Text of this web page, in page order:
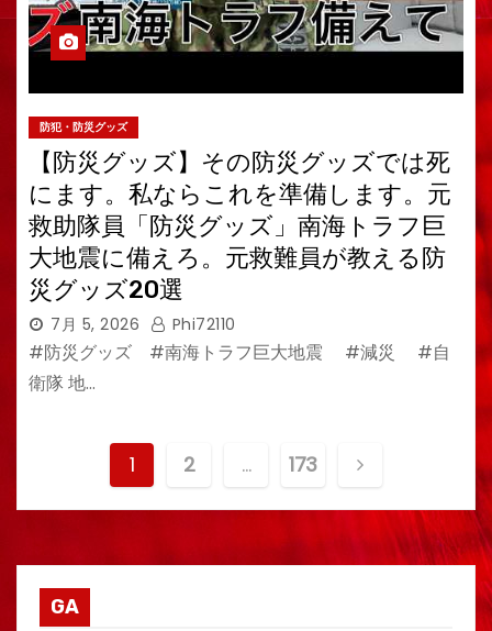
防犯・防災グッズ
【防災グッズ】その防災グッズでは死
にます。私ならこれを準備します。元
救助隊員「防災グッズ」南海トラフ巨
大地震に備えろ。元救難員が教える防
災グッズ20選
7月 5, 2026 Phi72110
#防災グッズ #南海トラフ巨大地震 #減災 #自
衛隊 地…
投
稿
の
1 2 … 173
GA